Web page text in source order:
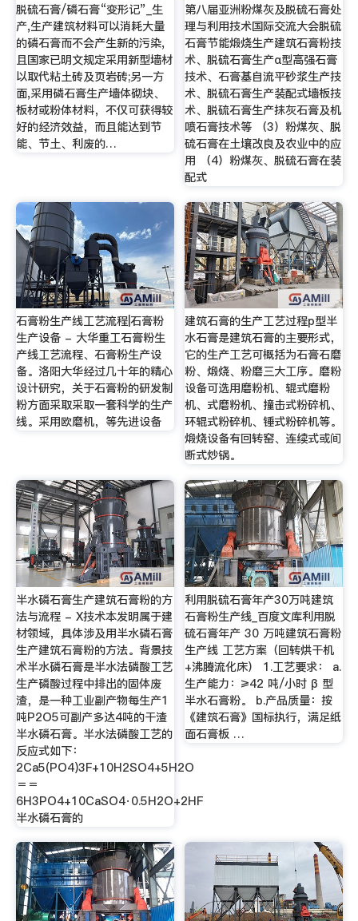
脱硫石膏/磷石膏“变形记”_生
产,生产建筑材料可以消耗大量
的磷石膏而不会产生新的污染,
且国家已明文规定采用新型墙材
以取代粘土砖及页岩砖;另一方
面,采用磷石膏生产墙体砌块、
板材或粉体材料，不仅可获得较
好的经济效益，而且能达到节
能、节土、利废的…
第八届亚洲粉煤灰及脱硫石膏处
理与利用技术国际交流大会脱硫
石膏节能煅烧生产建筑石膏粉技
术、脱硫石膏生产α型高强石膏
技术、石膏基自流平砂浆生产技
术、脱硫石膏生产装配式墙板技
术、脱硫石膏生产抹灰石膏及机
喷石膏技术等 （3）粉煤灰、脱
硫石膏在土壤改良及农业中的应
用 （4）粉煤灰、脱硫石膏在装
配式
石膏粉生产线工艺流程|石膏粉
生产设备 - 大华重工石膏粉生
产线工艺流程、石膏粉生产设
备。洛阳大华经过几十年的精心
设计研究，关于石膏粉的研发制
粉方面采取采取一套科学的生产
线。采用欧磨机，等先进设备
建筑石膏的生产工艺过程p型半
水石膏是建筑石膏的主要形式，
它的生产工艺可概括为石膏石磨
粉、煅烧、粉磨三大工序。磨粉
设备可选用磨粉机、辊式磨粉
机、式磨粉机、撞击式粉碎机、
环辊式粉碎机、锤式粉碎机等。
煅烧设备有回转窑、连续式或间
断式炒锅。
半水磷石膏生产建筑石膏粉的方
法与流程 - X技术本发明属于建
材领域，具体涉及用半水磷石膏
生产建筑石膏粉的方法。背景技
术半水磷石膏是半水法磷酸工艺
生产磷酸过程中排出的固体废
渣，是一种工业副产物每生产1
吨P2O5可副产多达4吨的干渣
半水磷石膏。半水法磷酸工艺的
反应式如下：
2Ca5(PO4)3F+10H2SO4+5H2O
＝＝
6H3PO4+10CaSO4·0.5H2O+2HF
半水磷石膏的
利用脱硫石膏年产30万吨建筑
石膏粉生产线_百度文库利用脱
硫石膏年产 30 万吨建筑石膏粉
生产线 工艺方案（回转烘干机
+沸腾流化床） 1.工艺要求： a.
生产能力：≥42 吨/小时 β 型
半水石膏粉。 b.产品质量：按
《建筑石膏》国标执行，满足纸
面石膏板 …